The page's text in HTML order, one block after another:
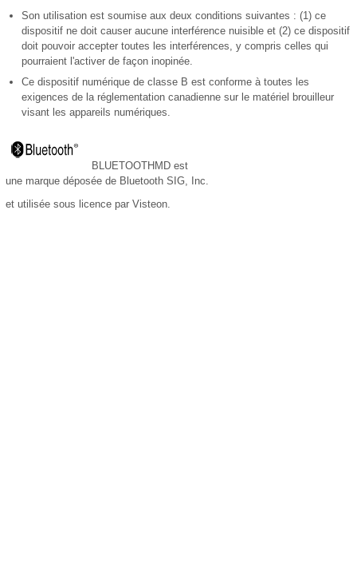
Son utilisation est soumise aux deux conditions suivantes : (1) ce
dispositif ne doit causer aucune interférence nuisible et (2) ce dispositif
doit pouvoir accepter toutes les interférences, y compris celles qui
pourraient l'activer de façon inopinée.
Ce dispositif numérique de classe B est conforme à toutes les
exigences de la réglementation canadienne sur le matériel brouilleur
visant les appareils numériques.
BLUETOOTHMD est
une marque déposée de Bluetooth SIG, Inc.
et utilisée sous licence par Visteon.